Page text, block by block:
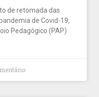
de retomada das
de Covid-19,
Pedagógico (PAP)